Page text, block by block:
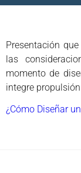
Presentación
las
momento de
integre
¿Cómo Diseñar